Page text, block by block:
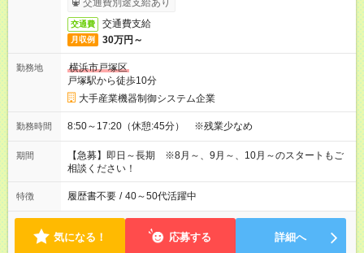
交通費別途支給あり
交通費 交通費支給
月収例 30万円～
勤務地
横浜市戸塚区
戸塚駅から徒歩10分
大手産業機器制御システム企業
勤務時間 8:50～17:20（休憩:45分） ※残業少なめ
期間
【急募】即日～長期 ※8月～、9月～、10月～のスタートもご
相談ください！
特徴 履歴書不要 / 40～50代活躍中
気になる！ 応募する 詳細へ